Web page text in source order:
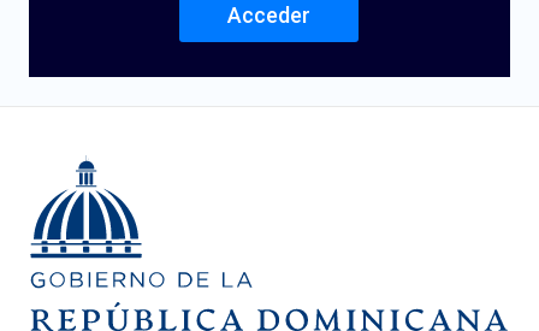
Acceder